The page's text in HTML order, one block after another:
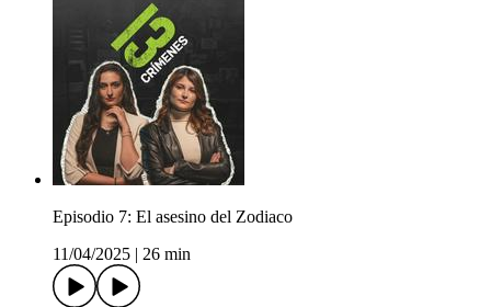
Episodio 7: El asesino del Zodiaco
11/04/2025
26 min